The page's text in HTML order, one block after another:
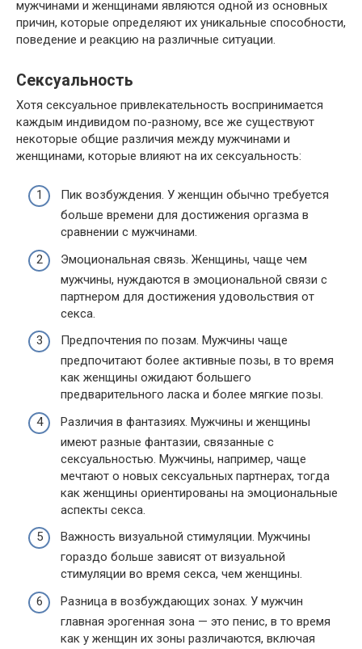
мужчинами и женщинами являются одной из основных
причин, которые определяют их уникальные способности,
поведение и реакцию на различные ситуации.
Сексуальность
Хотя сексуальное привлекательность воспринимается
каждым индивидом по-разному, все же существуют
некоторые общие различия между мужчинами и
женщинами, которые влияют на их сексуальность:
Пик возбуждения. У женщин обычно требуется
больше времени для достижения оргазма в
сравнении с мужчинами.
Эмоциональная связь. Женщины, чаще чем
мужчины, нуждаются в эмоциональной связи с
партнером для достижения удовольствия от
секса.
Предпочтения по позам. Мужчины чаще
предпочитают более активные позы, в то время
как женщины ожидают большего
предварительного ласка и более мягкие позы.
Различия в фантазиях. Мужчины и женщины
имеют разные фантазии, связанные с
сексуальностью. Мужчины, например, чаще
мечтают о новых сексуальных партнерах, тогда
как женщины ориентированы на эмоциональные
аспекты секса.
Важность визуальной стимуляции. Мужчины
гораздо больше зависят от визуальной
стимуляции во время секса, чем женщины.
Разница в возбуждающих зонах. У мужчин
главная эрогенная зона — это пенис, в то время
как у женщин их зоны различаются, включая